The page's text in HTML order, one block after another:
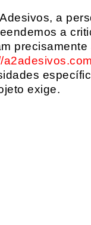
a
a
exige.